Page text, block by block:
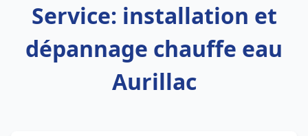
Service: installation et
dépannage chauffe eau
Aurillac